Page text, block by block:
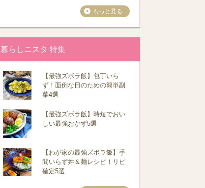
もっと見る
暮らしニスタ 特集
【最強ズボラ飯】包丁いら
ず！面倒な日のための簡単副
菜4選
【最強ズボラ飯】時短でおい
しい最強おかず5選
【わが家の最強ズボラ飯】手
間いらず丼＆麺レシピ！リピ
確定5選